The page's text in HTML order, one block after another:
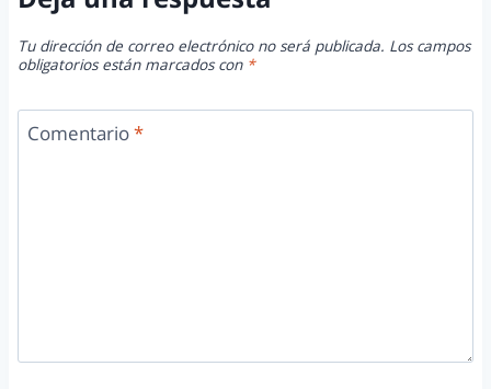
Tu dirección de correo electrónico no será publicada. Los campos
obligatorios están marcados con *
Comentario*